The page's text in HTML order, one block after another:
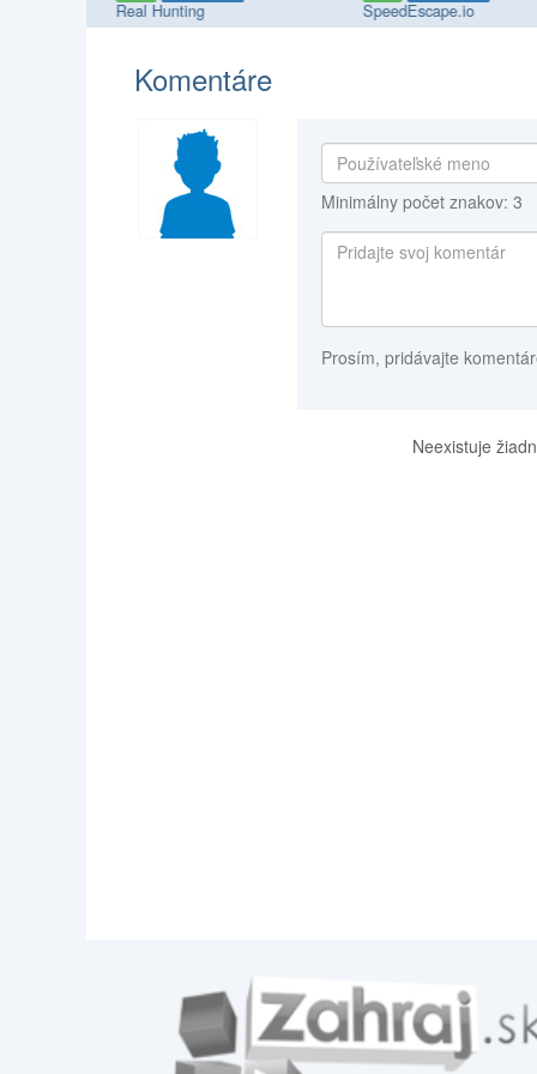
Real Hunting SpeedEscape.io
Komentáre
Minimálny počet znakov: 3
Prosím, pridávajte
Neexistuje